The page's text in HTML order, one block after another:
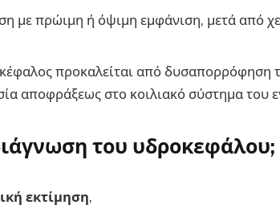
με πρώιμη ή όψιμη εμφάνιση, μετά από
προκαλείται από δυσαπορρόφηση
αποφράξεως στο κοιλιακό σύστημα του
του υδροκεφάλου;
εκτίμηση,